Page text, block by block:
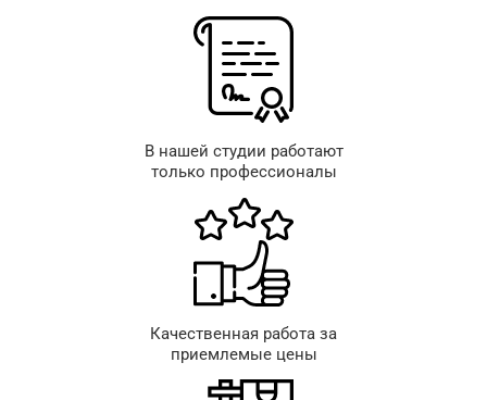
В нашей студии работают
только профессионалы
Качественная работа за
приемлемые цены